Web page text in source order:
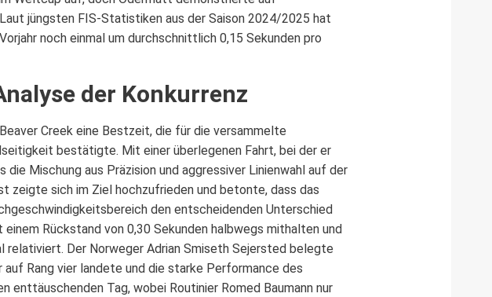
jüngsten FIS-Statistiken aus der Saison 2024/2025 hat
noch einmal um durchschnittlich 0,15 Sekunden pro
der Konkurrenz
Creek eine Bestzeit, die für die versammelte
bestätigte. Mit einer überlegenen Fahrt, bei der er
Mischung aus Präzision und aggressiver Linienwahl auf der
zeigte sich im Ziel hochzufrieden und betonte, dass das
den entscheidenden Unterschied
Rückstand von 0,30 Sekunden halbwegs mithalten und
relativiert. Der Norweger Adrian Smiseth Sejersted belegte
Rang vier landete und die starke Performance des
Tag, wobei Routinier Romed Baumann nur